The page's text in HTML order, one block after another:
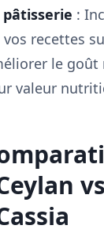
:
recettes
le goût
valeur
vs